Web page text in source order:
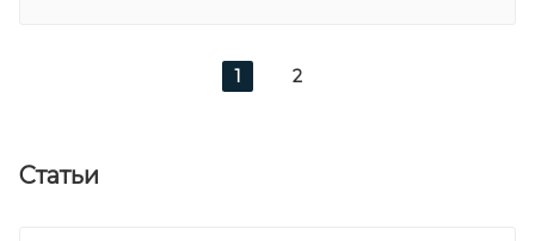
1 2
Статьи